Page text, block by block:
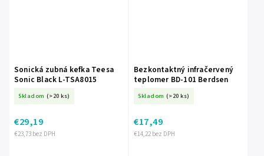
Sonická zubná kefka Teesa
Sonic Black L-TSA8015
Skladom (>20 ks)
€23,73 bez DPH
€29,19
Bezkontaktný infračervený
teplomer BD-101 Berdsen
Skladom (>20 ks)
€14,22 bez DPH
€17,49